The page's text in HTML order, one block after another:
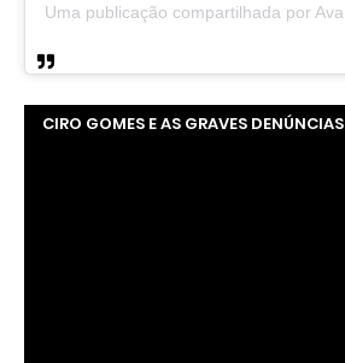
CIRO GOMES E AS GRAVES DENÚNCIAS